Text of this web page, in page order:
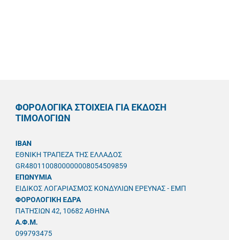
ΦΟΡΟΛΟΓΙΚΑ ΣΤΟΙΧΕΙΑ ΓΙΑ ΕΚΔΟΣΗ
ΤΙΜΟΛΟΓΙΩΝ
IBAN
ΕΘΝΙΚΗ ΤΡΑΠΕΖΑ ΤΗΣ ΕΛΛΑΔΟΣ
GR4801100800000008054509859
ΕΠΩΝΥΜΙΑ
ΕΙΔΙΚΟΣ ΛΟΓΑΡΙΑΣΜΟΣ ΚΟΝΔΥΛΙΩΝ ΕΡΕΥΝΑΣ - ΕΜΠ
ΦΟΡΟΛΟΓΙΚΗ ΕΔΡΑ
ΠΑΤΗΣΙΩΝ 42, 10682 ΑΘΗΝΑ
A.Φ.Μ.
099793475